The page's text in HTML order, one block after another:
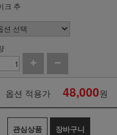
크 추
옵션 적용가 48,000원
관심상품 장바구니